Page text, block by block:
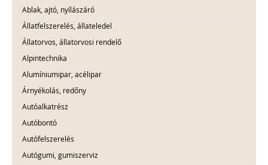
Ablak, ajtó, nyílászáró
Állatfelszerelés, állateledel
Állatorvos, állatorvosi rendelő
Alpintechnika
Alumíniumipar, acélipar
Árnyékolás, redőny
Autóalkatrész
Autóbontó
Autófelszerelés
Autógumi, gumiszerviz